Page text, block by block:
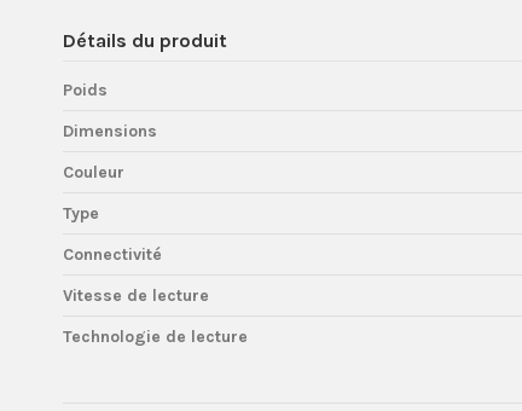
Détails du produit
Poids
Dimensions
Couleur
Type
Connectivité
Vitesse de lecture
Technologie de lecture